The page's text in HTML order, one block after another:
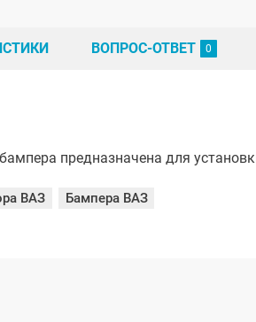
ВОПРОС-ОТВЕТ
предназначена для
ВАЗ Бампера ВАЗ